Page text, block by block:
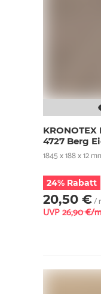
4727 Berg
1845 x 188 x 12
24% Rabatt
20,50 €/
UVP 26,90 €/